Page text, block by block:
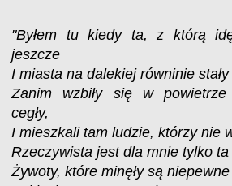
"Byłem tu kiedy ta, z którą
jeszcze
I miasta na dalekiej równinie
Zanim wzbiły się w powietrze
cegły,
I mieszkali tam ludzie, którzy nie
Rzeczywista jest dla mnie tylko
Żywoty, które minęły są